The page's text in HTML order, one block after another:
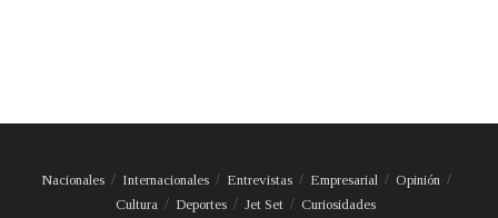
Nacionales Internacionales Entrevistas Empresarial
Opinión
Cultura
Deportes Jet Set Curiosidades